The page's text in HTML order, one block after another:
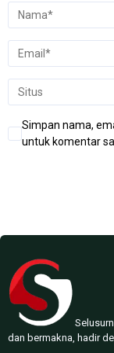
Simpan nama,
untuk komentar
dan bermakna, hadir